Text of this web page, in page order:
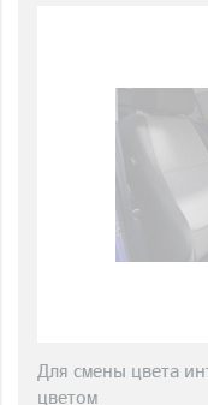
Для смены цвета
цветом